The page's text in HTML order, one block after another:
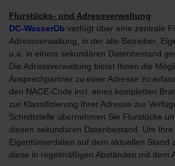
Flurstücks- und Adressverwaltung
DC-WasserDb verfügt über eine zentrale
Adressverwaltung, in der alle Betreiber,
u.a. in einem sekundären Datenbestand
Die Adressverwaltung bietet Ihnen die
Ansprechpartner zu einer Adresse zu
den NACE-Code incl. eines kompletten
zur Klassifizierung Ihrer Adresse zur
Schnittstelle übernehmen Sie Flurstücke
diesen sekundären Datenbestand. Um
Eigentümerdaten auf dem aktuellen Stand
diese in regelmäßigen Abständen mit dem